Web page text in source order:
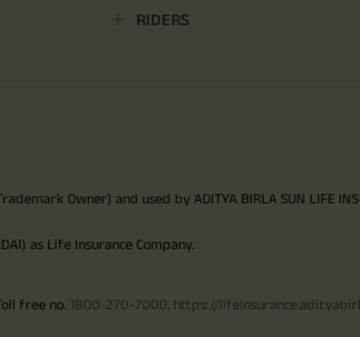
RIDERS
Owner) and used by ADITYA BIRLA SUN LIFE
as Life Insurance Company.
free no. 1800-270-7000 https://